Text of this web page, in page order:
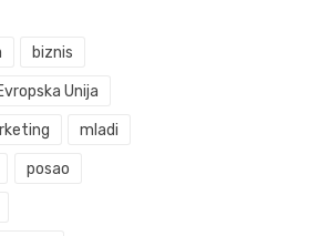
biznis
Unija
mladi
posao